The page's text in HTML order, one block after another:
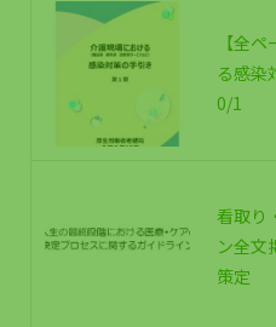
【全
る感染
0/1
看取り
ン全文
策定